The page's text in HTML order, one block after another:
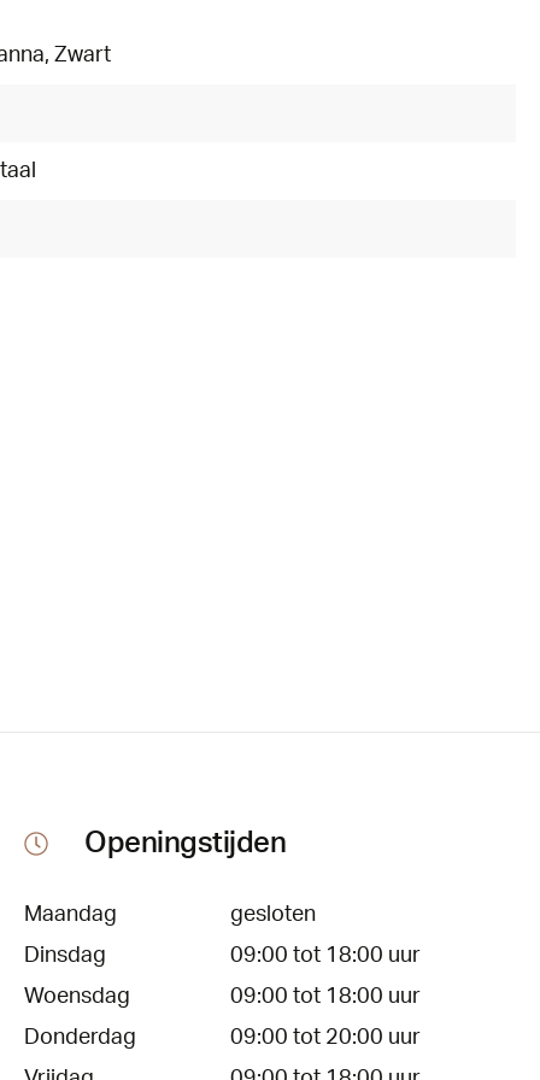
, Zwart
Openingstijden
Maandag
gesloten
Dinsdag
09:00 tot 18:00 uur
Woensdag
09:00 tot 18:00 uur
Donderdag
09:00 tot 20:00 uur